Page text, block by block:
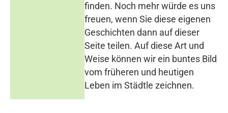
finden. Noch mehr würde es uns
freuen, wenn Sie diese eigenen
Geschichten dann auf dieser
Seite teilen. Auf diese Art und
Weise können wir ein buntes Bild
vom früheren und heutigen
Leben im Städtle zeichnen.